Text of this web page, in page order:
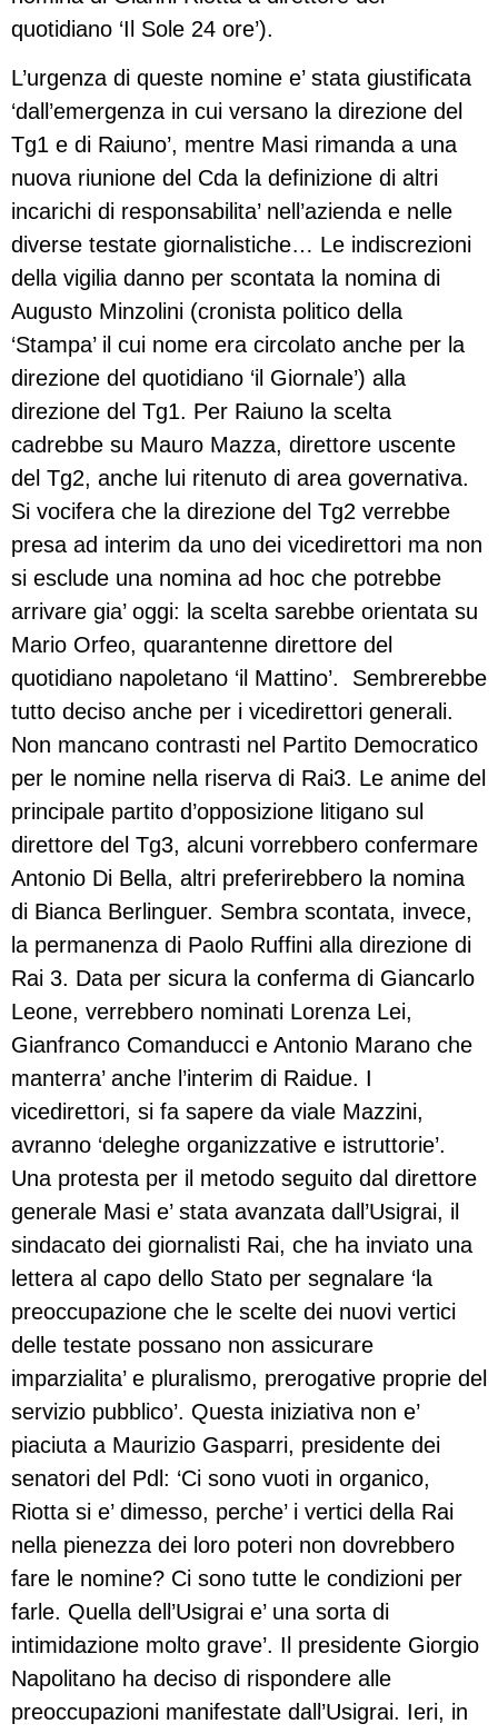
quotidiano ‘Il Sole 24 ore’).
L’urgenza di queste nomine e’ stata giustificata
‘dall’emergenza in cui versano la direzione del
Tg1 e di Raiuno’, mentre Masi rimanda a una
nuova riunione del Cda la definizione di altri
incarichi di responsabilita’ nell’azienda e nelle
diverse testate giornalistiche… Le indiscrezioni
della vigilia danno per scontata la nomina di
Augusto Minzolini (cronista politico della
‘Stampa’ il cui nome era circolato anche per la
direzione del quotidiano ‘il Giornale’) alla
direzione del Tg1. Per Raiuno la scelta
cadrebbe su Mauro Mazza, direttore uscente
del Tg2, anche lui ritenuto di area governativa.
Si vocifera che la direzione del Tg2 verrebbe
presa ad interim da uno dei vicedirettori ma non
si esclude una nomina ad hoc che potrebbe
arrivare gia’ oggi: la scelta sarebbe orientata su
Mario Orfeo, quarantenne direttore del
quotidiano napoletano ‘il Mattino’. Sembrerebbe
tutto deciso anche per i vicedirettori generali.
Non mancano contrasti nel Partito Democratico
per le nomine nella riserva di Rai3. Le anime del
principale partito d’opposizione litigano sul
direttore del Tg3, alcuni vorrebbero confermare
Antonio Di Bella, altri preferirebbero la nomina
di Bianca Berlinguer. Sembra scontata, invece,
la permanenza di Paolo Ruffini alla direzione di
Rai 3. Data per sicura la conferma di Giancarlo
Leone, verrebbero nominati Lorenza Lei,
Gianfranco Comanducci e Antonio Marano che
manterra’ anche l’interim di Raidue. I
vicedirettori, si fa sapere da viale Mazzini,
avranno ‘deleghe organizzative e istruttorie’.
Una protesta per il metodo seguito dal direttore
generale Masi e’ stata avanzata dall’Usigrai, il
sindacato dei giornalisti Rai, che ha inviato una
lettera al capo dello Stato per segnalare ‘la
preoccupazione che le scelte dei nuovi vertici
delle testate possano non assicurare
imparzialita’ e pluralismo, prerogative proprie del
servizio pubblico’. Questa iniziativa non e’
piaciuta a Maurizio Gasparri, presidente dei
senatori del Pdl: ‘Ci sono vuoti in organico,
Riotta si e’ dimesso, perche’ i vertici della Rai
nella pienezza dei loro poteri non dovrebbero
fare le nomine? Ci sono tutte le condizioni per
farle. Quella dell’Usigrai e’ una sorta di
intimidazione molto grave’. Il presidente Giorgio
Napolitano ha deciso di rispondere alle
preoccupazioni manifestate dall’Usigrai. Ieri, in